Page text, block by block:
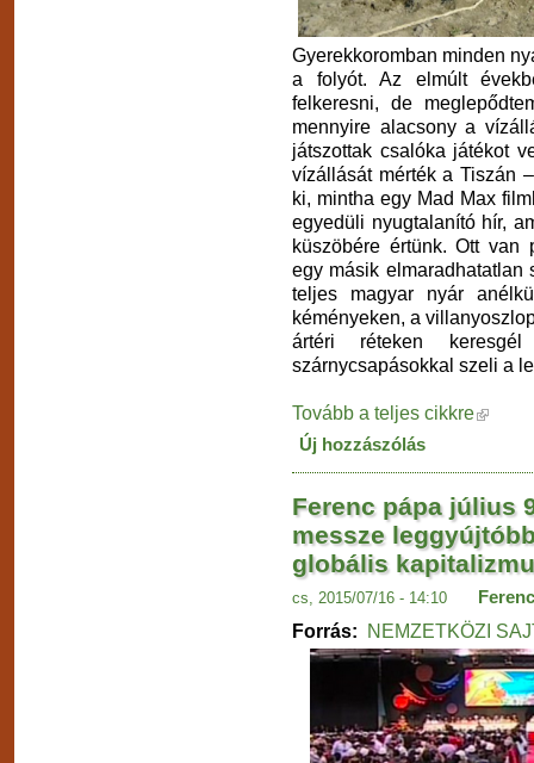
Gyerekkoromban minden
a folyót. Az elmúlt
felkeresni, de
mennyire alacsony a
játszottak csalóka játékot
vízállását mérték a Tiszán
ki, mintha egy Mad Max
egyedüli nyugtalanító hír,
küszöbére értünk. Ott van
egy másik elmaradhatatlan
teljes magyar nyár
kéményeken, a
ártéri réteken
szárnycsapásokkal szeli a
Tovább a teljes cikkre
Új hozzászólás
Ferenc pápa július
messze
globális
cs, 2015/07/16 - 14:10
Forrás: NEMZETKÖZI